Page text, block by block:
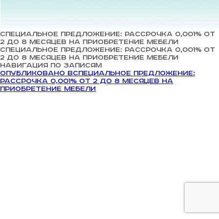
Специальное предложение: рассрочка 0,001% от
2 до 8 месяцев на приобретение мебели
Специальное предложение: рассрочка 0,001% от
2 до 8 месяцев на приобретение мебели
Навигация по записям
Опубликовано вСпециальное предложение:
рассрочка 0,001% от 2 до 8 месяцев на
приобретение мебели